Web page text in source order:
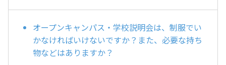
オープンキャンパス・学校説明会は、制服でい
かなければいけないですか？また、必要な持ち
物などはありますか？